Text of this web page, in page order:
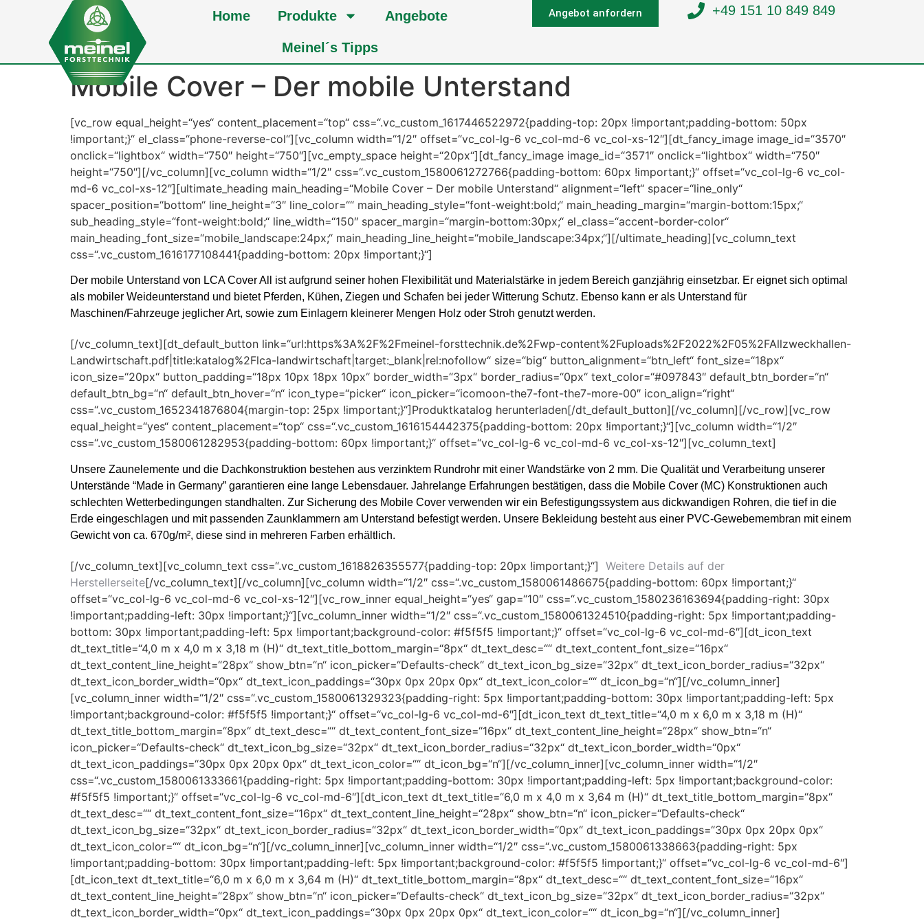
Home Produkte Angebote
Meinel´s Tipps
Angebot anfordern +49 151 10 849 849
Mobile Cover – Der mobile Unterstand
[vc_row equal_height=“yes“ content_placement=“top“ css=“.vc_custom_1617446522972{padding-top: 20px !important;padding-bottom: 50px
!important;}“ el_class=“phone-reverse-col“][vc_column width=“1/2″ offset=“vc_col-lg-6 vc_col-md-6 vc_col-xs-12″][dt_fancy_image image_id=“3570″
onclick=“lightbox“ width=“750″ height=“750″][vc_empty_space height=“20px“][dt_fancy_image image_id=“3571″ onclick=“lightbox“ width=“750″
height=“750″][/vc_column][vc_column width=“1/2″ css=“.vc_custom_1580061272766{padding-bottom: 60px !important;}“ offset=“vc_col-lg-6 vc_col-
md-6 vc_col-xs-12″][ultimate_heading main_heading=“Mobile Cover – Der mobile Unterstand“ alignment=“left“ spacer=“line_only“
spacer_position=“bottom“ line_height=“3″ line_color=““ main_heading_style=“font-weight:bold;“ main_heading_margin=“margin-bottom:15px;“
sub_heading_style=“font-weight:bold;“ line_width=“150″ spacer_margin=“margin-bottom:30px;“ el_class=“accent-border-color“
main_heading_font_size=“mobile_landscape:24px;“ main_heading_line_height=“mobile_landscape:34px;“][/ultimate_heading][vc_column_text
css=“.vc_custom_1616177108441{padding-bottom: 20px !important;}“]
Der mobile Unterstand von LCA Cover All ist aufgrund seiner hohen Flexibilität und Materialstärke in jedem Bereich ganzjährig einsetzbar. Er eignet sich optimal
als mobiler Weideunterstand und bietet Pferden, Kühen, Ziegen und Schafen bei jeder Witterung Schutz. Ebenso kann er als Unterstand für
Maschinen/Fahrzeuge jeglicher Art, sowie zum Einlagern kleinerer Mengen Holz oder Stroh genutzt werden.
[/vc_column_text][dt_default_button link=“url:https%3A%2F%2Fmeinel-forsttechnik.de%2Fwp-content%2Fuploads%2F2022%2F05%2FAllzweckhallen-
Landwirtschaft.pdf|title:katalog%2Flca-landwirtschaft|target:_blank|rel:nofollow“ size=“big“ button_alignment=“btn_left“ font_size=“18px“
icon_size=“20px“ button_padding=“18px 10px 18px 10px“ border_width=“3px“ border_radius=“0px“ text_color=“#097843″ default_btn_border=“n“
default_btn_bg=“n“ default_btn_hover=“n“ icon_type=“picker“ icon_picker=“icomoon-the7-font-the7-more-00″ icon_align=“right“
css=“.vc_custom_1652341876804{margin-top: 25px !important;}“]Produktkatalog herunterladen[/dt_default_button][/vc_column][/vc_row][vc_row
equal_height=“yes“ content_placement=“top“ css=“.vc_custom_1616154442375{padding-bottom: 20px !important;}“][vc_column width=“1/2″
css=“.vc_custom_1580061282953{padding-bottom: 60px !important;}“ offset=“vc_col-lg-6 vc_col-md-6 vc_col-xs-12″][vc_column_text]
Unsere Zaunelemente und die Dachkonstruktion bestehen aus verzinktem Rundrohr mit einer Wandstärke von 2 mm. Die Qualität und Verarbeitung unserer
Unterstände “Made in Germany” garantieren eine lange Lebensdauer. Jahrelange Erfahrungen bestätigen, dass die Mobile Cover (MC) Konstruktionen auch
schlechten Wetterbedingungen standhalten. Zur Sicherung des Mobile Cover verwenden wir ein Befestigungssystem aus dickwandigen Rohren, die tief in die
Erde eingeschlagen und mit passenden Zaunklammern am Unterstand befestigt werden. Unsere Bekleidung besteht aus einer PVC-Gewebemembran mit einem
Gewicht von ca. 670g/m², diese sind in mehreren Farben erhältlich.
[/vc_column_text][vc_column_text css=“.vc_custom_1618826355577{padding-top: 20px !important;}“] Weitere Details auf der
Herstellerseite[/vc_column_text][/vc_column][vc_column width=“1/2″ css=“.vc_custom_1580061486675{padding-bottom: 60px !important;}“
offset=“vc_col-lg-6 vc_col-md-6 vc_col-xs-12″][vc_row_inner equal_height=“yes“ gap=“10″ css=“.vc_custom_1580236163694{padding-right: 30px
!important;padding-left: 30px !important;}“][vc_column_inner width=“1/2″ css=“.vc_custom_1580061324510{padding-right: 5px !important;padding-
bottom: 30px !important;padding-left: 5px !important;background-color: #f5f5f5 !important;}“ offset=“vc_col-lg-6 vc_col-md-6″][dt_icon_text
dt_text_title=“4,0 m x 4,0 m x 3,18 m (H)“ dt_text_title_bottom_margin=“8px“ dt_text_desc=““ dt_text_content_font_size=“16px“
dt_text_content_line_height=“28px“ show_btn=“n“ icon_picker=“Defaults-check“ dt_text_icon_bg_size=“32px“ dt_text_icon_border_radius=“32px“
dt_text_icon_border_width=“0px“ dt_text_icon_paddings=“30px 0px 20px 0px“ dt_text_icon_color=““ dt_icon_bg=“n“][/vc_column_inner]
[vc_column_inner width=“1/2″ css=“.vc_custom_1580061329323{padding-right: 5px !important;padding-bottom: 30px !important;padding-left: 5px
!important;background-color: #f5f5f5 !important;}“ offset=“vc_col-lg-6 vc_col-md-6″][dt_icon_text dt_text_title=“4,0 m x 6,0 m x 3,18 m (H)“
dt_text_title_bottom_margin=“8px“ dt_text_desc=““ dt_text_content_font_size=“16px“ dt_text_content_line_height=“28px“ show_btn=“n“
icon_picker=“Defaults-check“ dt_text_icon_bg_size=“32px“ dt_text_icon_border_radius=“32px“ dt_text_icon_border_width=“0px“
dt_text_icon_paddings=“30px 0px 20px 0px“ dt_text_icon_color=““ dt_icon_bg=“n“][/vc_column_inner][vc_column_inner width=“1/2″
css=“.vc_custom_1580061333661{padding-right: 5px !important;padding-bottom: 30px !important;padding-left: 5px !important;background-color:
#f5f5f5 !important;}“ offset=“vc_col-lg-6 vc_col-md-6″][dt_icon_text dt_text_title=“6,0 m x 4,0 m x 3,64 m (H)“ dt_text_title_bottom_margin=“8px“
dt_text_desc=““ dt_text_content_font_size=“16px“ dt_text_content_line_height=“28px“ show_btn=“n“ icon_picker=“Defaults-check“
dt_text_icon_bg_size=“32px“ dt_text_icon_border_radius=“32px“ dt_text_icon_border_width=“0px“ dt_text_icon_paddings=“30px 0px 20px 0px“
dt_text_icon_color=““ dt_icon_bg=“n“][/vc_column_inner][vc_column_inner width=“1/2″ css=“.vc_custom_1580061338663{padding-right: 5px
!important;padding-bottom: 30px !important;padding-left: 5px !important;background-color: #f5f5f5 !important;}“ offset=“vc_col-lg-6 vc_col-md-6″]
[dt_icon_text dt_text_title=“6,0 m x 6,0 m x 3,64 m (H)“ dt_text_title_bottom_margin=“8px“ dt_text_desc=““ dt_text_content_font_size=“16px“
dt_text_content_line_height=“28px“ show_btn=“n“ icon_picker=“Defaults-check“ dt_text_icon_bg_size=“32px“ dt_text_icon_border_radius=“32px“
dt_text_icon_border_width=“0px“ dt_text_icon_paddings=“30px 0px 20px 0px“ dt_text_icon_color=““ dt_icon_bg=“n“][/vc_column_inner]